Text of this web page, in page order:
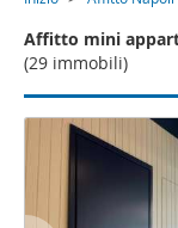
Affitto mini
(29 immobili)